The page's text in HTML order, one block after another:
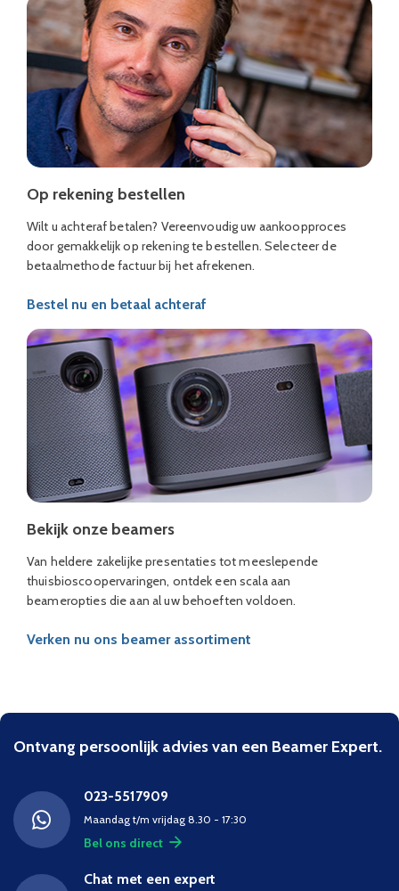
Op rekening bestellen
Wilt u achteraf betalen? Vereenvoudig uw aankoopproces
door gemakkelijk op rekening te bestellen. Selecteer de
betaalmethode factuur bij het afrekenen.
Bestel nu en betaal achteraf
Bekijk onze beamers
Van heldere zakelijke presentaties tot meeslepende
thuisbioscoopervaringen, ontdek een scala aan
beameropties die aan al uw behoeften voldoen.
Verken nu ons beamer assortiment
Ontvang persoonlijk advies van een Beamer Expert.
023-5517909
Maandag t/m vrijdag 8.30 - 17:30
Bel ons direct
Chat met een expert